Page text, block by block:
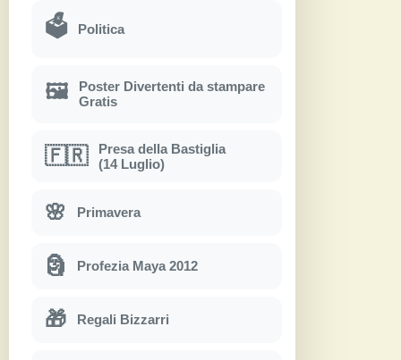
🗳 Politica
🖼
Poster Divertenti da stampare
Gratis
🇫🇷
Presa della Bastiglia
(14 Luglio)
🌸 Primavera
🗿 Profezia Maya 2012
🎁 Regali Bizzarri